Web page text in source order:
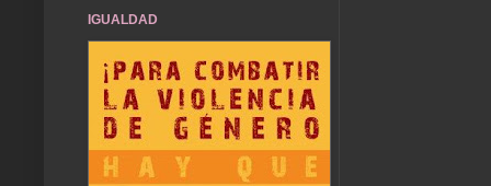
IGUALDAD